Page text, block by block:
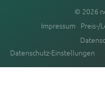
© 2026
Impressum Preis-/
Datenschutz-Einstellungen